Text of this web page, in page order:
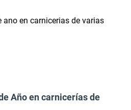
Año en carnicerías de